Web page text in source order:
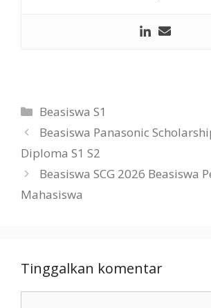
Kategori
Beasiswa S1
Beasiswa Panasonic
Diploma S1 S2
Beasiswa SCG 2026 Beasiswa
Mahasiswa
Tinggalkan komentar